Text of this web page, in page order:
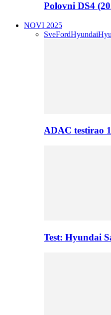
Polovni DS4
NOVI 2025
SveFordHyundai
ADAC testirao
Test: Hyundai